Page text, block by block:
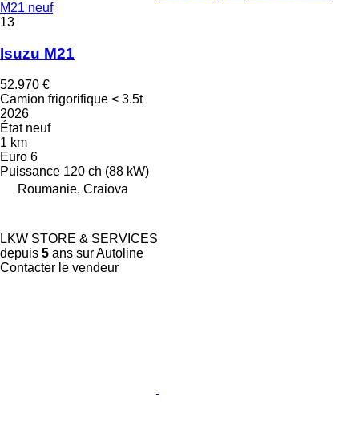
M21 neuf
13
Isuzu M21
52.970 €
Camion frigorifique < 3.5t
2026
Étatneuf
1 km
Euro 6
Puissance 120 ch (88 kW)
Roumanie, Craiova
LKW STORE & SERVICES
depuis 5 ans sur Autoline
Contacter le vendeur